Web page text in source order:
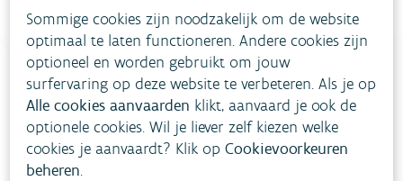
Heb je vragen?
Bekijk het overzicht van
Sommige cookies zijn noodzakelijk om de website
optimaal te laten functioneren. Andere cookies zijn
optioneel en worden gebruikt om jouw
surfervaring op deze website te verbeteren. Als je op
Alle cookies aanvaarden klikt, aanvaard je ook de
optionele cookies. Wil je liever zelf kiezen welke
cookies je aanvaardt? Klik opCookievoorkeuren
beheren.